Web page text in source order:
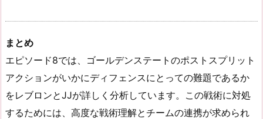
まとめ
エピソード8では、ゴールデンステートのポストスプリット
アクションがいかにディフェンスにとっての難題であるか
をレブロンとJJが詳しく分析しています。この戦術に対処
するためには、高度な戦術理解とチームの連携が求められ